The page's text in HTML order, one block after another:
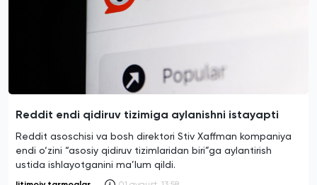
Reddit endi qidiruv tizimiga aylanishni istayapti
Reddit asoschisi va bosh direktori Stiv Xaffman kompaniya
endi o‘zini “asosiy qidiruv tizimlaridan biri”ga aylantirish
ustida ishlayotganini ma’lum qildi.